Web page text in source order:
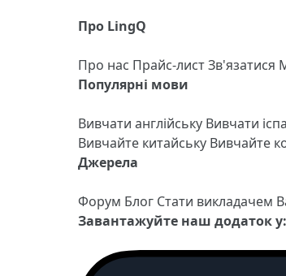
Про LingQ
Про нас Прайс-листЗв'язатися
Популярні мови
Вивчати англійську Вивчати
Вивчайте китайську Вивчайте
Джерела
Форум Блог Стати викладачем
Завантажуйте наш додаток у: